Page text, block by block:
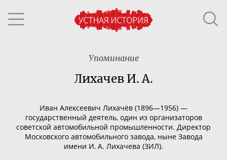
Упоминание
Лихачев И. А.
Иван Алексеевич Лихачёв (1896—1956) —
государственный деятель, один из организаторов
советской автомобильной промышленности. Директор
Московского автомобильного завода, ныне Завода
имени И. А. Лихачева (ЗИЛ).